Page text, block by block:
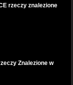
rzeczy znalezione
Znalezione w